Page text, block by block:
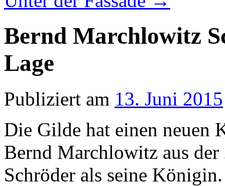
Bernd Marchlowitz
Lage
Publiziert am 13. Juni 2015
Die Gilde hat einen neuen
Bernd Marchlowitz aus
Schröder als seine Königin.